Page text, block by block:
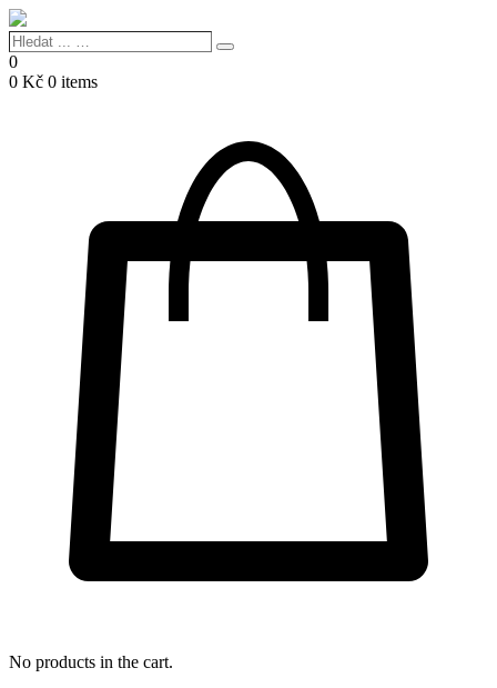
Hledat
...
…
Search
0
0 Kč 0 items
No products in the cart.